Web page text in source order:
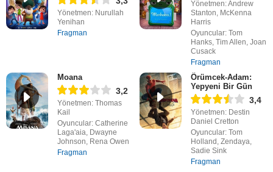
Yönetmen: Nurullah
Yenihan
Fragman
Yönetmen: Andrew
Stanton, McKenna
Harris
Oyuncular: Tom
Hanks, Tim Allen, Joan
Cusack
Fragman
Moana
3,2
Yönetmen: Thomas
Kail
Oyuncular: Catherine
Laga'aia, Dwayne
Johnson, Rena Owen
Fragman
Örümcek-Adam:
Yepyeni Bir Gün
3,4
Yönetmen: Destin
Daniel Cretton
Oyuncular: Tom
Holland, Zendaya,
Sadie Sink
Fragman